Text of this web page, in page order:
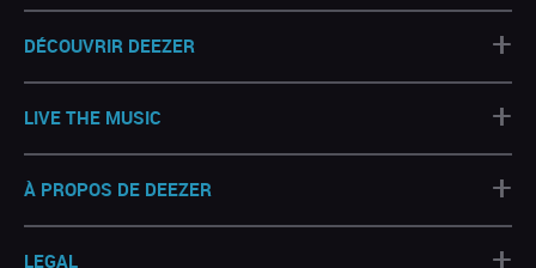
DÉCOUVRIR DEEZER +
LIVE THE MUSIC +
À PROPOS DE DEEZER +
LEGAL +